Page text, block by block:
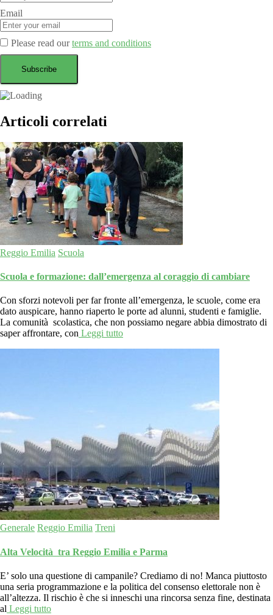
Email
Please read ourterms and conditions
Articoli correlati
Reggio Emilia Scuola
Scuola e formazione: dall’emergenza al coraggio di cambiare
Con sforzi notevoli per far fronte all’emergenza, le scuole, come era
dato auspicare, hanno riaperto le porte ad alunni, studenti e famiglie.
La comunità scolastica, che non possiamo negare abbia dimostrato di
saper affrontare, con Leggi tutto
Generale Reggio Emilia Treni
Alta Velocità tra Reggio Emilia e Parma
E’ solo una questione di campanile? Crediamo di no! Manca piuttosto
una seria programmazione e la politica del consenso elettorale non è
all’altezza. Il rischio è che si inneschi una rincorsa senza fine, destinata
al Leggi tutto